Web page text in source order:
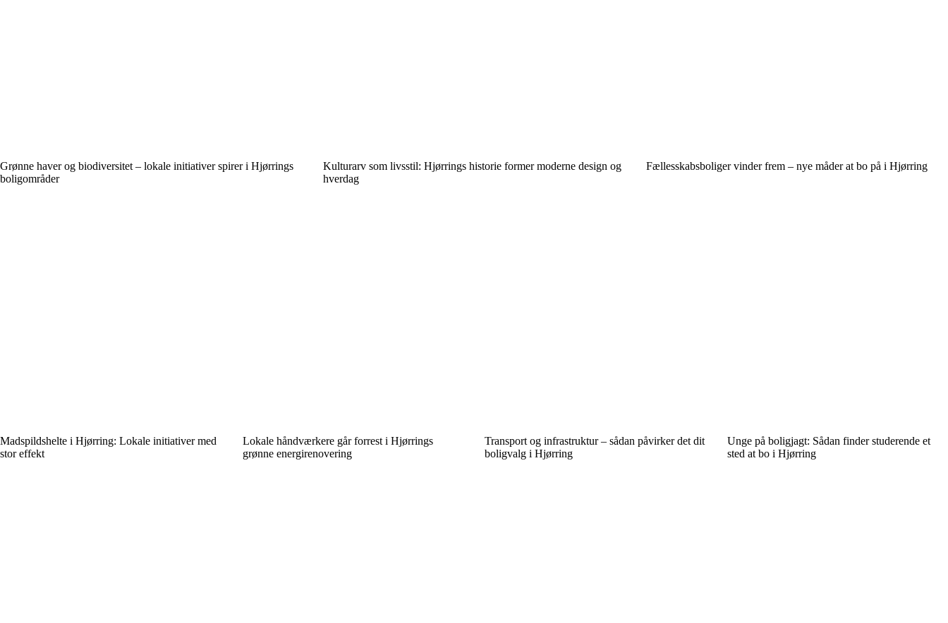
Grønne haver og biodiversitet – lokale initiativer spirer i Hjørrings
boligområder
Kulturarv som livsstil: Hjørrings historie former moderne design og
hverdag
Fællesskabsboliger vinder frem – nye måder at bo på i Hjørring
Madspildshelte i Hjørring: Lokale initiativer med
stor effekt
Lokale håndværkere går forrest i Hjørrings
grønne energirenovering
Transport og infrastruktur – sådan påvirker det dit
boligvalg i Hjørring
Unge på boligjagt: Sådan finder studerende et
sted at bo i Hjørring